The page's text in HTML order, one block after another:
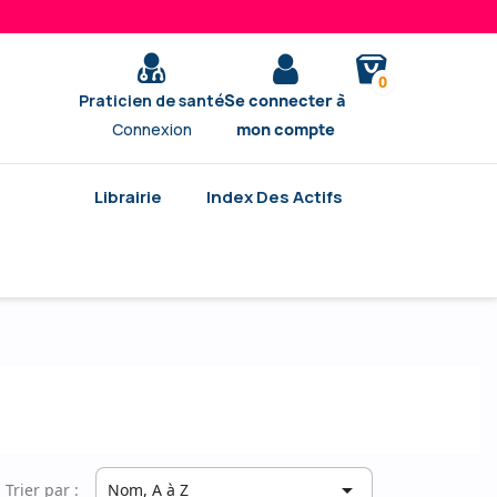
Praticien de santé
Connexion
Se connecter à
mon compte
0
Librairie Index Des Actifs
Trier par : Nom, A à Z 